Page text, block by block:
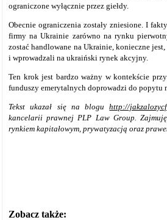
ograniczone wyłącznie przez giełdy.
Obecnie ograniczenia zostały zniesione. I
firmy na Ukrainie zarówno na rynku
zostać handlowane na Ukrainie, konieczne
i wprowadzali na ukraiński rynek akcyjny.
Ten krok jest bardzo ważny w kontekście
funduszy emerytalnych doprowadzi do popytu
Tekst ukazał się na bloguhttp://
kancelarii prawnej PLP Law Group.
rynkiem kapitałowym, prywatyzacją oraz
Zobacz także: